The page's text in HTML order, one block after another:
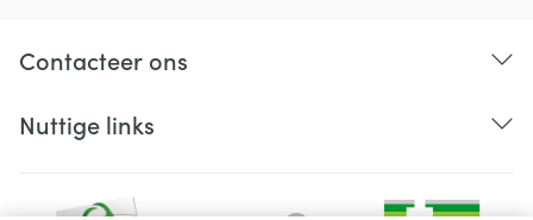
Contacteer ons
Nuttige links